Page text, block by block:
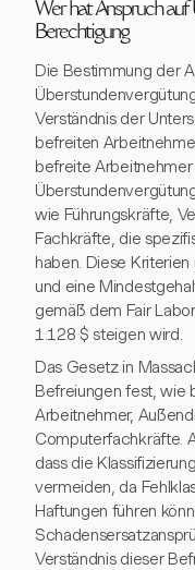
Wer hat Anspruch
Berechtigung
Die Bestimmung der
Verständnis der
befreiten
befreite
wie Führungskräfte,
Fachkräfte, die
haben. Diese
und eine
gemäß dem Fair
1.128 $ steigen wird.
Das Gesetz in
Befreiungen fest, wie
Arbeitnehmer,
Computerfachkräfte.
dass die
vermeiden, da
Haftungen führen
Verständnis dieser